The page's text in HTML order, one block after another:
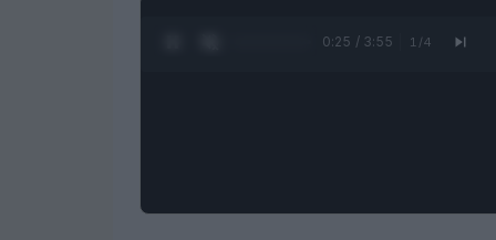
0:26 / 3:55 1 /4